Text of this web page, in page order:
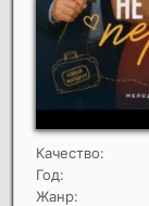
Качество:
Год:
Жанр: